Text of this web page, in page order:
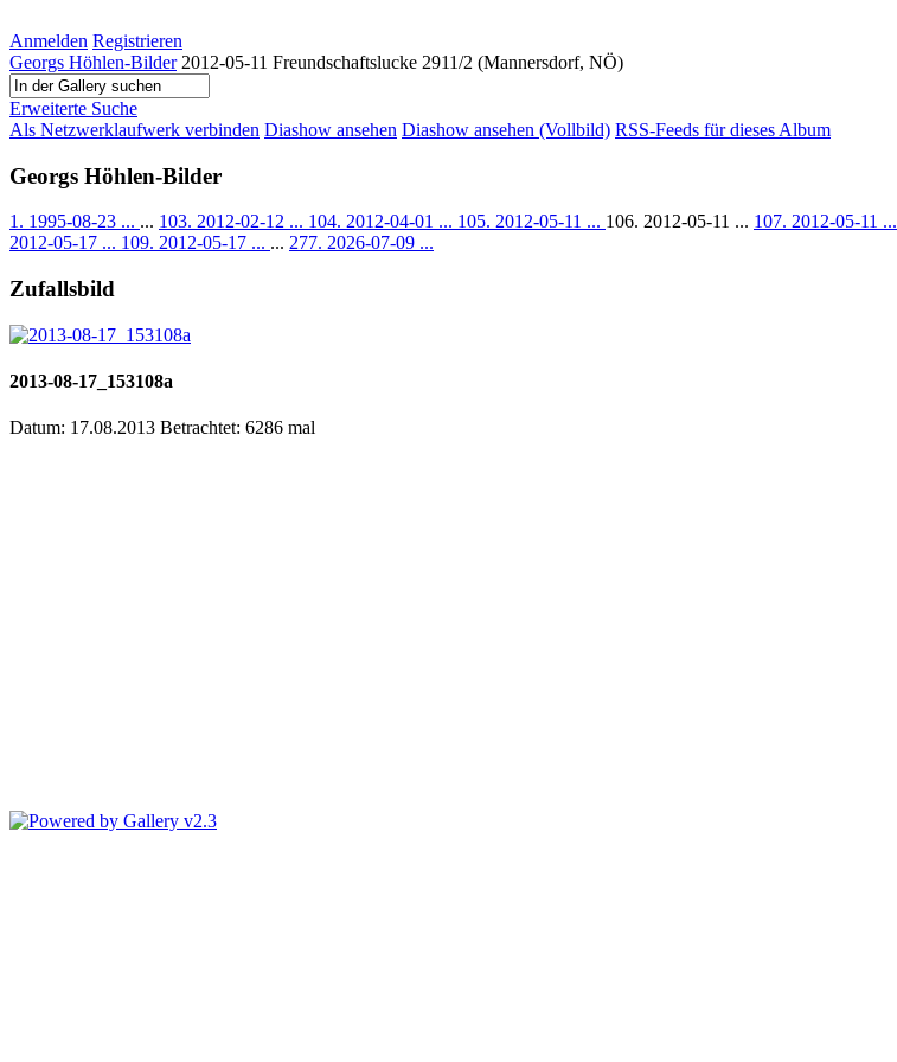
Anmelden Registrieren
Georgs Höhlen-Bilder 2012-05-11 Freundschaftslucke 2911/2 (Mannersdorf, NÖ)
Erweiterte Suche
Als Netzwerklaufwerk verbinden Diashow ansehen Diashow ansehen (Vollbild) RSS-Feeds für dieses Album
Georgs Höhlen-Bilder
1. 1995-08-23 ... ... 103. 2012-02-12 ... 104. 2012-04-01 ... 105. 2012-05-11 ... 106. 2012-05-11 ... 107. 2012-05-11 ...
2012-05-17 ... 109. 2012-05-17 ... ... 277. 2026-07-09 ...
Zufallsbild
2013-08-17_153108a
Datum: 17.08.2013 Betrachtet: 6286 mal